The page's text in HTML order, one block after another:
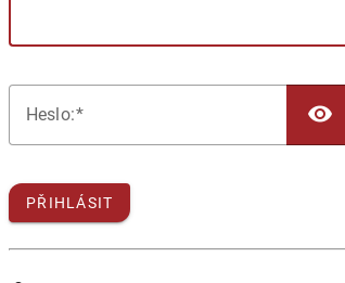
Heslo:
PŘIHLÁSIT